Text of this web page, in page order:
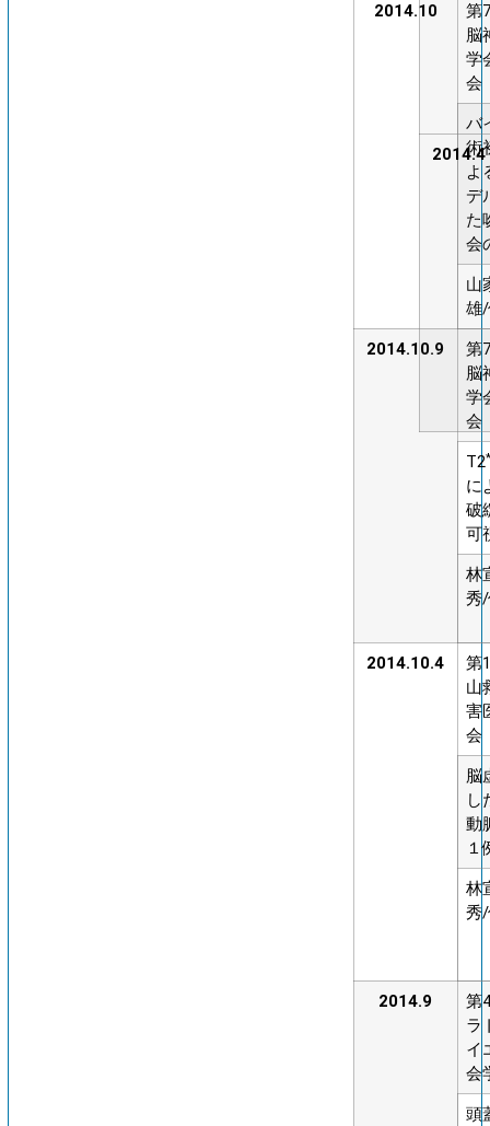
2014.10
第
脳
学
会
バ
術
よ
デ
た
会
山
雄
2014.10.9
第
脳
学
会
T2*
に
破
可
林
秀
2014.10.4
第
山
害
会
脳
し
動
１
林
秀
2014.9
第
ラ
イ
会
頭
2014.4